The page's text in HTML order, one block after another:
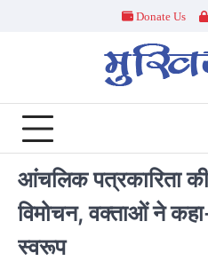
Donate Us
आंचलिक पत्रकारिता
विमोचन, वक्ताओं ने
स्वरूप